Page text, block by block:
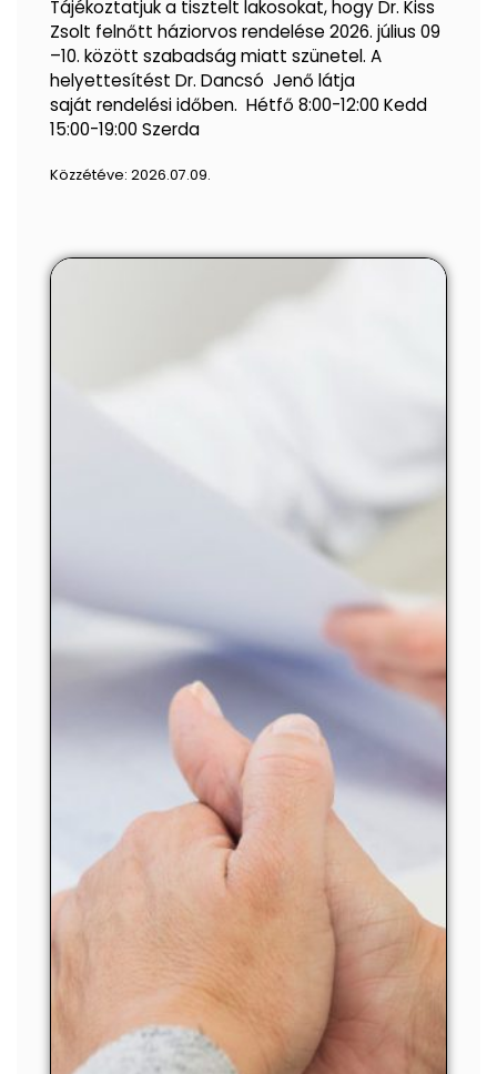
Tájékoztatjuk a tisztelt lakosokat, hogy Dr. Kiss
Zsolt felnőtt háziorvos rendelése 2026. július 09
–10. között szabadság miatt szünetel. A
helyettesítést Dr. Dancsó Jenő látja
saját rendelési időben. Hétfő 8:00-12:00 Kedd
15:00-19:00 Szerda
Közzétéve: 2026.07.09.